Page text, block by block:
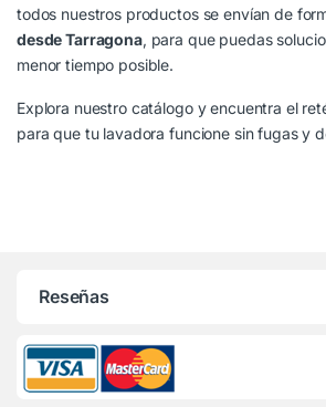
todos nuestros productos se envían de
desde Tarragona, para que puedas
menor tiempo posible.
Explora nuestro catálogo y encuentra el
para que tu lavadora funcione sin fugas y
Reseñas